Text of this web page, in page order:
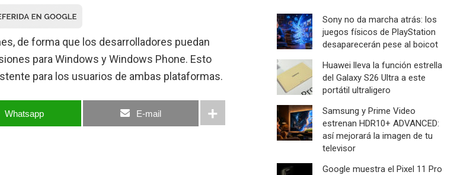
de forma que los desarrolladores puedan
para Windows y Windows Phone. Esto
para los usuarios de ambas plataformas.
Whatsapp E-mail
Sony no da marcha atrás: los
juegos físicos de PlayStation
desaparecerán pese al boicot
Huawei lleva la función estrella
del Galaxy S26 Ultra a este
portátil ultraligero
Samsung y Prime Video
estrenan HDR10+ ADVANCED:
así mejorará la imagen de tu
televisor
Google muestra el Pixel 11 Pro